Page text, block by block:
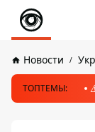
Новости
ТОПТЕМЫ: